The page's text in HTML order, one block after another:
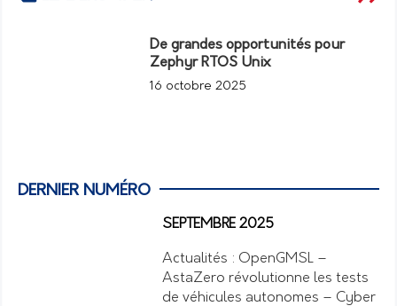
De grandes opportunités pour
Zephyr RTOS Unix
16 octobre 2025
DERNIER NUMÉRO
SEPTEMBRE 2025
Actualités : OpenGMSL –
AstaZero révolutionne les tests
de véhicules autonomes – Cyber